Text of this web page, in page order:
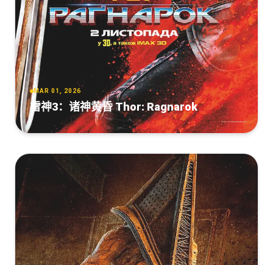
MAR 01, 2026
雷神3：诸神黄昏 Thor: Ragnarok